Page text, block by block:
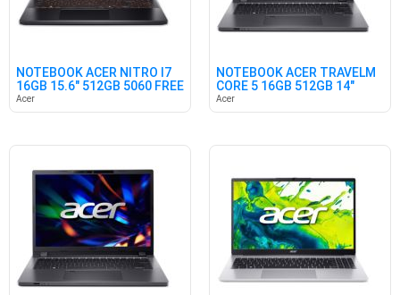
NOTEBOOK ACER NITRO I7
16GB 15.6" 512GB 5060 FREE
Acer
NOTEBOOK ACER TRAVELM
CORE 5 16GB 512GB 14"
W11PRO
Acer